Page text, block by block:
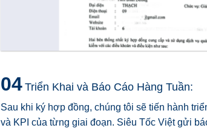
04 Triển Khai và Báo Cáo Hàng Tuần:
Sau khi ký hợp đồng, chúng tôi sẽ tiến hành
và KPI của từng giai đoạn. Siêu Tốc Việt gửi